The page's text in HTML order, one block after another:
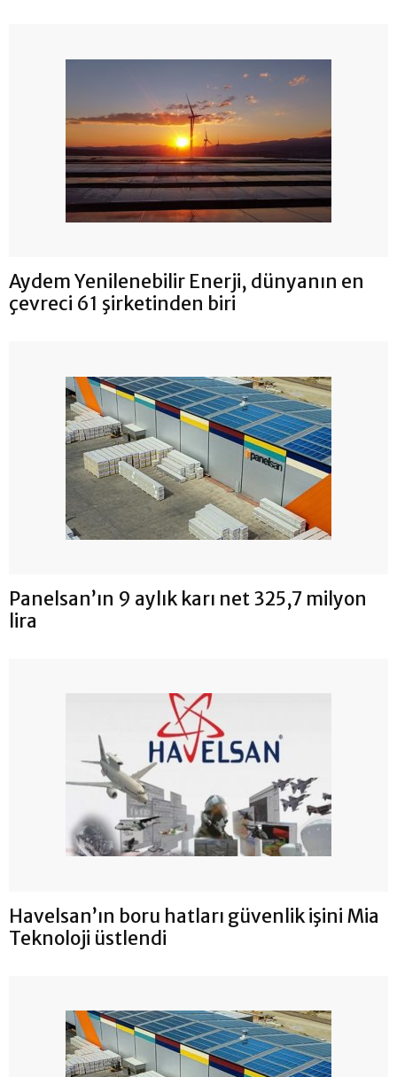
Aydem Yenilenebilir Enerji, dünyanın en
çevreci 61 şirketinden biri
Panelsan’ın 9 aylık karı net 325,7 milyon
lira
Havelsan’ın boru hatları güvenlik işini Mia
Teknoloji üstlendi